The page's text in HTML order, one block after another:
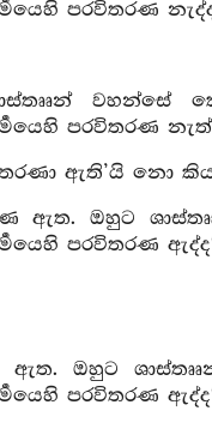
පරවිතරණ
වහන්සේ
පරවිතරණ
ඇති’යි නො
ඇත. ඔහුට
පරවිතරණ
ඔහුට
පරවිතරණ